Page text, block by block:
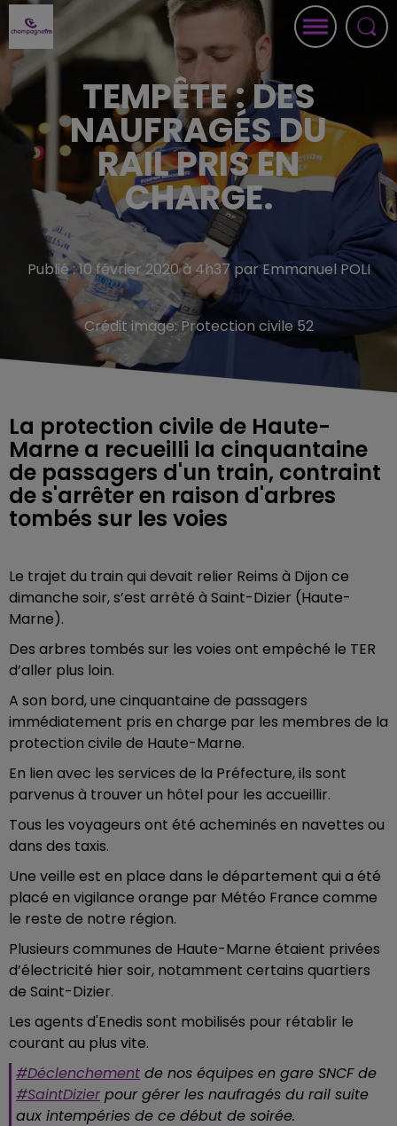
TEMPÊTE : DES
NAUFRAGÉS DU
RAIL PRIS EN
CHARGE.
Publié : 10 février 2020 à 4h37 par Emmanuel POLI
Crédit image:Protection civile 52
La protection civile de Haute-
Marne a recueilli la cinquantaine
de passagers d'un train, contraint
de s'arrêter en raison d'arbres
tombés sur les voies
Le trajet du train qui devait relier Reims à Dijon ce
dimanche soir, s’est arrêté à Saint-Dizier (Haute-
Marne).
Des arbres tombés sur les voies ont empêché le TER
d’aller plus loin.
A son bord, une cinquantaine de passagers
immédiatement pris en charge par les membres de la
protection civile de Haute-Marne.
En lien avec les services de la Préfecture, ils sont
parvenus à trouver un hôtel pour les accueillir.
Tous les voyageurs ont été acheminés en navettes ou
dans des taxis.
Une veille est en place dans le département qui a été
placé en vigilance orange par Météo France comme
le reste de notre région.
Plusieurs communes de Haute-Marne étaient privées
d’électricité hier soir, notamment certains quartiers
de Saint-Dizier.
Les agents d'Enedis sont mobilisés pour rétablir le
courant au plus vite.
#Déclenchement de nos équipes en gare SNCF de
#SaintDizier pour gérer les naufragés du rail suite
aux intempéries de ce début de soirée.